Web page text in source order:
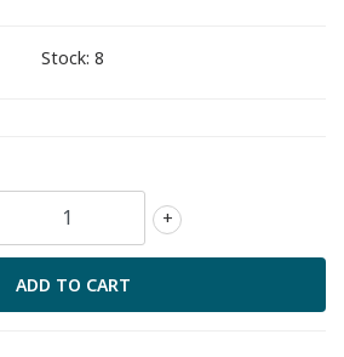
Stock: 8
+